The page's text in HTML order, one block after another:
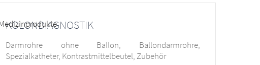
KOLONDIAGNOSTIK
Darmrohre ohne Ballon, Ballondarmrohre,
Spezialkatheter, Kontrastmittelbeutel, Zubehör